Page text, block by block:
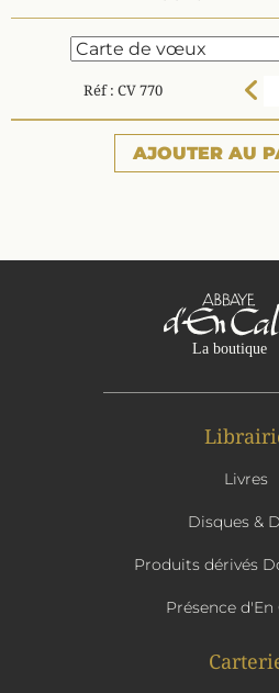
Réf : CV 770
AJOUTER AU
Livres
Disques &
Produits dérivés
Présence d'En